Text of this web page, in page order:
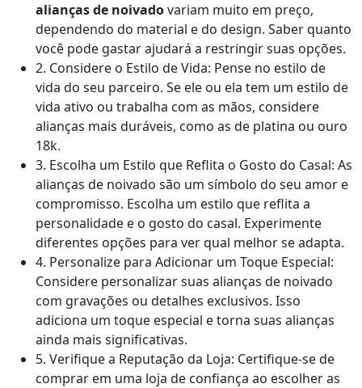
alianças de noivadovariam muito em preço,
dependendo do material e do design. Saber quanto
você pode gastar ajudará a restringir suas opções.
2. Considere o Estilo de Vida: Pense no estilo de
vida do seu parceiro. Se ele ou ela tem um estilo de
vida ativo ou trabalha com as mãos, considere
alianças mais duráveis, como as de platina ou ouro
18k.
3. Escolha um Estilo que Reflita o Gosto do Casal: As
alianças de noivado são um símbolo do seu amor e
compromisso. Escolha um estilo que reflita a
personalidade e o gosto do casal. Experimente
diferentes opções para ver qual melhor se adapta.
4. Personalize para Adicionar um Toque Especial:
Considere personalizar suas alianças de noivado
com gravações ou detalhes exclusivos. Isso
adiciona um toque especial e torna suas alianças
ainda mais significativas.
5. Verifique a Reputação da Loja: Certifique-se de
comprar em uma loja de confiança ao escolher as